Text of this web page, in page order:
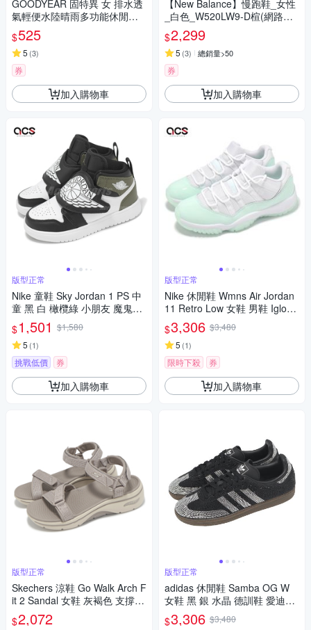
GOODYEAR 固特異 女 排水透
氣輕便水陸晴雨多功能休閒洞
洞鞋 白 33329
$525
5 (3)
券
加入購物車
版型正常
Nike 童鞋 Sky Jordan 1 PS 中
童 黑 白 橄欖綠 小朋友 魔鬼氈
喬丹 BQ7197-092
$1,501 $1,580
5 (1)
挑戰低價 券
加入購物車
版型正常
Skechers 涼鞋 Go Walk Arch F
it 2 Sandal 女鞋 灰褐色 支撐
緩衝 健走涼鞋 140876TPE
$2,072
【New Balance】慢跑鞋_女性
_白色_W520LW9-D楦(網路獨
家款)
$2,299
5 (3) 總銷量>50
券
加入購物車
版型正常
Nike 休閒鞋 Wmns Air Jordan
11 Retro Low 女鞋 男鞋 Igloo
蒂芬妮綠 AH7860-103
$3,306 $3,480
5 (1)
限時下殺 券
加入購物車
版型正常
adidas 休閒鞋 Samba OG W
女鞋 黑 銀 水晶 德訓鞋 愛迪達
IH9052
$3,306 $3,480